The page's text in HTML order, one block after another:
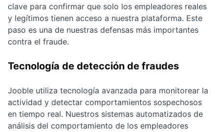
clave para confirmar que solo los empleadores reales
y legítimos tienen acceso a nuestra plataforma. Este
paso es una de nuestras defensas más importantes
contra el fraude.
Tecnología de detección de fraudes
Jooble utiliza tecnología avanzada para monitorear la
actividad y detectar comportamientos sospechosos
en tiempo real. Nuestros sistemas automatizados de
análisis del comportamiento de los empleadores